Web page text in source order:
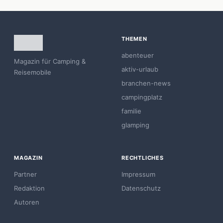
Magazin für Camping &
Reisemobile
THEMEN
abenteuer
aktiv-urlaub
branchen-news
campingplatz
familie
glamping
MAGAZIN
Partner
Redaktion
Autoren
RECHTLICHES
Impressum
Datenschutz